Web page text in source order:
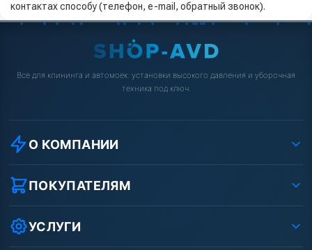
контактах способу (телефон, e-mail, обратный звонок).
Всё для клининга и автомоек: установки высокого давления и уборочная
техника под ключ.
О КОМПАНИИ
О компании
Реквизиты ООО «Шоп АВД»
Условия соглашения
Вакансии
ПОКУПАТЕЛЯМ
Как заказать?
Оплата
УСЛУГИ
Ремонт АВД